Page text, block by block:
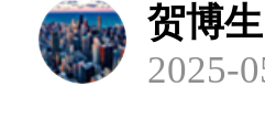
贺博生
2025-